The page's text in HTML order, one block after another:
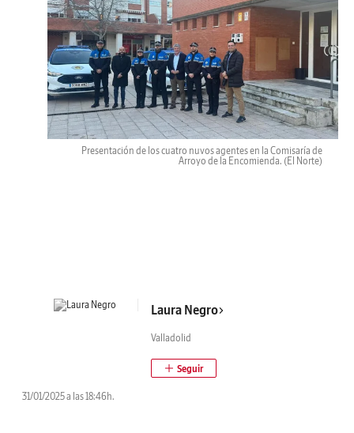
Presentación de los cuatro nuvos agentes en la Comisaría de
Arroyo de la Encomienda. (El Norte)
Laura Negro
Valladolid
31/01/2025 a las 18:46h.